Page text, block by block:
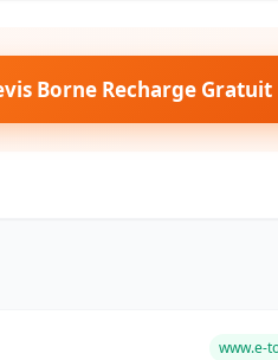
Borne Recharge
www.e-